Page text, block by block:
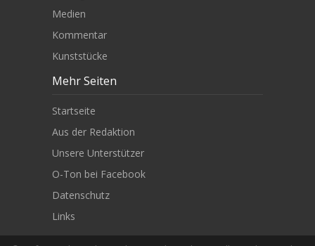
Medien
Kommentar
Kunststücke
Mehr Seiten
Startseite
Aus der Redaktion
Unsere Unterstützer
O-Ton bei Facebook
Datenschutz
Links